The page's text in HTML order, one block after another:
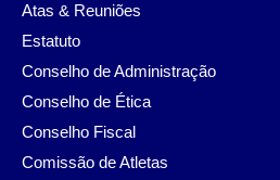
Atas & Reuniões
Estatuto
Conselho de Administração
Conselho de Ética
Conselho Fiscal
Comissão de Atletas